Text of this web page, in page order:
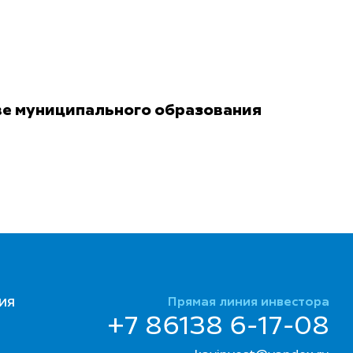
муниципального образования
Прямая линия инвестора
+7 86138 6-17-08